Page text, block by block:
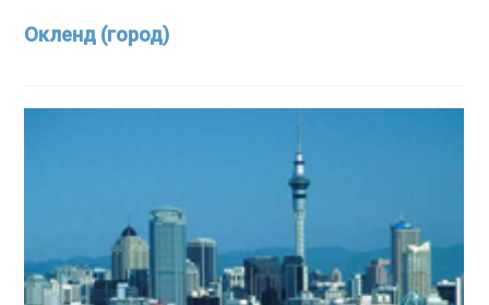
Окленд (город)